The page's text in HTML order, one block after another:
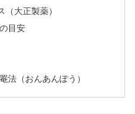
大正製薬）
目安
法（おんあんぽう）